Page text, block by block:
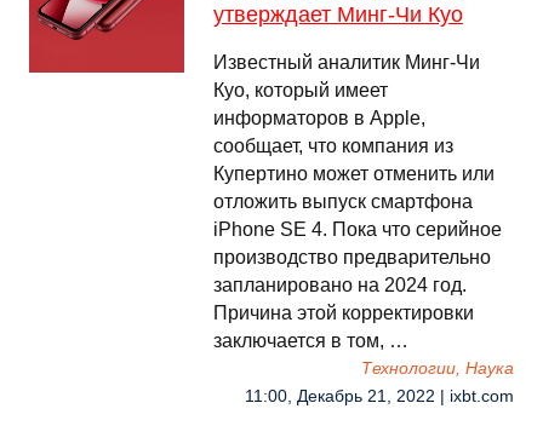
утверждает Минг-Чи Куо
Известный аналитик Минг-Чи
Куо, который имеет
информаторов в Apple,
сообщает, что компания из
Купертино может отменить или
отложить выпуск смартфона
iPhone SE 4. Пока что серийное
производство предварительно
запланировано на 2024 год.
Причина этой корректировки
заключается в том, …
Технологии, Наука
11:00, Декабрь 21, 2022 | ixbt.com